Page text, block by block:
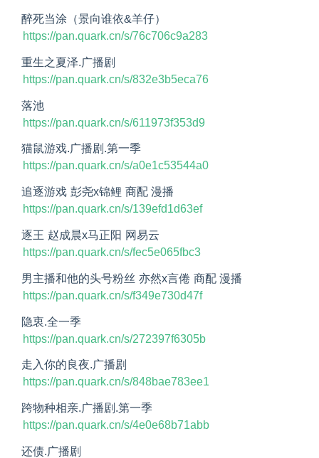
醉死当涂（景向谁依&羊仔）
https://pan.quark.cn/s/76c706c9a283
重生之夏泽.广播剧
https://pan.quark.cn/s/832e3b5eca76
落池
https://pan.quark.cn/s/611973f353d9
猫鼠游戏.广播剧.第一季
https://pan.quark.cn/s/a0e1c53544a0
追逐游戏 彭尧x锦鲤 商配 漫播
https://pan.quark.cn/s/139efd1d63ef
逐王 赵成晨x马正阳 网易云
https://pan.quark.cn/s/fec5e065fbc3
男主播和他的头号粉丝 亦然x言倦 商配 漫播
https://pan.quark.cn/s/f349e730d47f
隐衷.全一季
https://pan.quark.cn/s/272397f6305b
走入你的良夜.广播剧
https://pan.quark.cn/s/848bae783ee1
跨物种相亲.广播剧.第一季
https://pan.quark.cn/s/4e0e68b71abb
还债.广播剧